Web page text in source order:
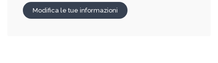
Modifica le tue informazioni